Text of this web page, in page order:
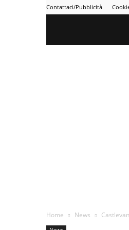
Contattaci/Pubblicità
Home News